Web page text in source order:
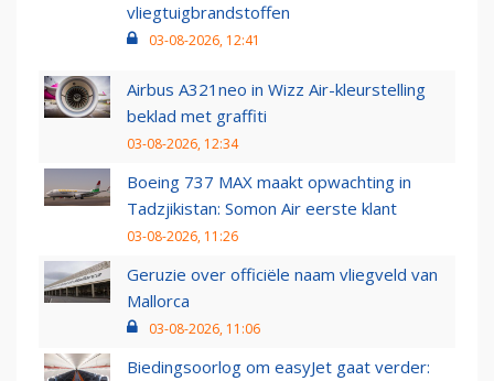
vliegtuigbrandstoffen
03-08-2026, 12:41
Airbus A321neo in Wizz Air-kleurstelling
beklad met graffiti
03-08-2026, 12:34
Boeing 737 MAX maakt opwachting in
Tadzjikistan: Somon Air eerste klant
03-08-2026, 11:26
Geruzie over officiële naam vliegveld van
Mallorca
03-08-2026, 11:06
Biedingsoorlog om easyJet gaat verder: